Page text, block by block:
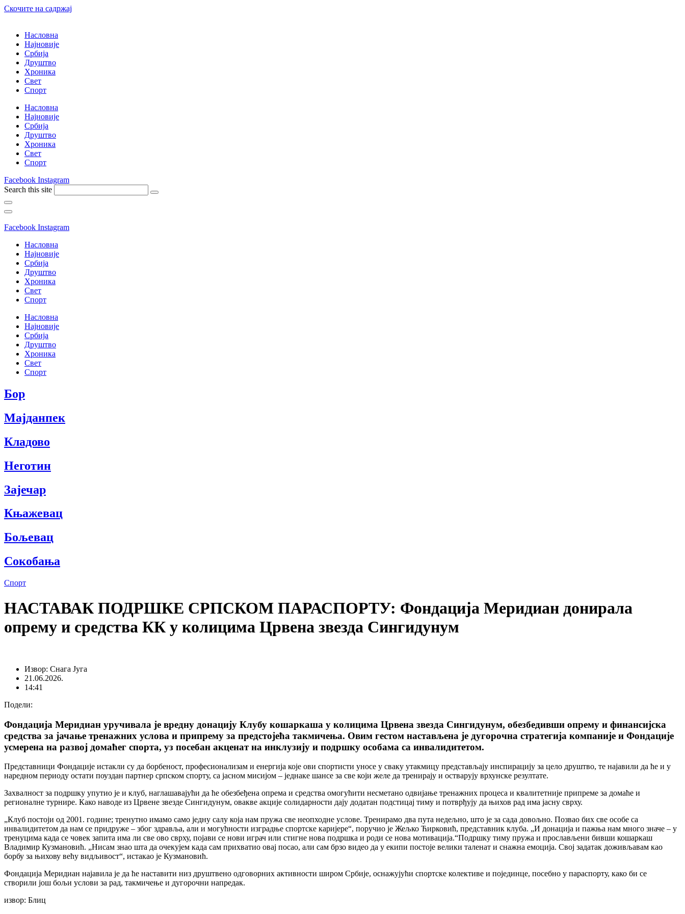
Скочите на садржај
Насловна
Најновије
Србија
Друштво
Хроника
Свет
Спорт
Насловна
Најновије
Србија
Друштво
Хроника
Свет
Спорт
Facebook Instagram
Search this site
Facebook Instagram
Насловна
Најновије
Србија
Друштво
Хроника
Свет
Спорт
Насловна
Најновије
Србија
Друштво
Хроника
Свет
Спорт
Бор
Мајданпек
Кладово
Неготин
Зајечар
Књажевац
Бољевац
Сокобања
Спорт
НАСТАВАК ПОДРШКЕ СРПСКОМ ПАРАСПОРТУ: Фондација Меридиан донирала
опрему и средства КК у колицима Црвена звезда Сингидунум
Извор: Снага Југа
21.06.2026.
14:41
Подели:
Фондација Меридиан уручивала је вредну донацију Клубу кошаркаша у колицима Црвена звезда Сингидунум, обезбедивши опрему и финансијска
средства за јачање тренажних услова и припрему за предстојећа такмичења. Овим гестом настављена је дугорочна стратегија компаније и Фондације
усмерена на развој домаћег спорта, уз посебан акценат на инклузију и подршку особама са инвалидитетом.
Представници Фондације истакли су да борбеност, професионализам и енергија које ови спортисти уносе у сваку утакмицу представљају инспирацију за цело друштво, те најавили да ће и у
наредном периоду остати поуздан партнер српском спорту, са јасном мисијом – једнаке шансе за све који желе да тренирају и остварују врхунске резултате.
Захвалност за подршку упутио је и клуб, наглашавајући да ће обезбеђена опрема и средства омогућити несметано одвијање тренажних процеса и квалитетније припреме за домаће и
регионалне турнире. Како наводе из Црвене звезде Сингидунум, овакве акције солидарности дају додатан подстицај тиму и потврђују да њихов рад има јасну сврху.
„Клуб постоји од 2001. године; тренутно имамо само једну салу која нам пружа све неопходне услове. Тренирамо два пута недељно, што је за сада довољно. Позвао бих све особе са
инвалидитетом да нам се придруже – због здравља, али и могућности изградње спортске каријере“, поручио је Жељко Ћирковић, представник клуба. „И донација и пажња нам много значе – у
тренуцима када се човек запита има ли све ово сврху, појави се нови играч или стигне нова подршка и роди се нова мотивација.“Подршку тиму пружа и прослављени бивши кошаркаш
Владимир Кузмановић. „Нисам знао шта да очекујем када сам прихватио овај посао, али сам брзо видео да у екипи постоје велики таленат и снажна емоција. Свој задатак доживљавам као
борбу за њихову већу видљивост“, истакао је Кузмановић.
Фондација Меридиан најавила је да ће наставити низ друштвено одговорних активности широм Србије, оснажујући спортске колективе и појединце, посебно у параспорту, како би се
створили још бољи услови за рад, такмичење и дугорочни напредак.
извор: Блиц